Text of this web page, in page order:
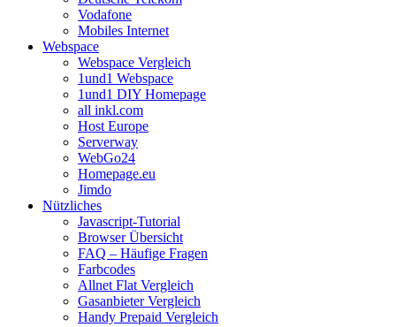
Vodafone
Mobiles Internet
Webspace
Webspace Vergleich
1und1 Webspace
1und1 DIY Homepage
all inkl.com
Host Europe
Serverway
WebGo24
Homepage.eu
Jimdo
Nützliches
Javascript-Tutorial
Browser Übersicht
FAQ – Häufige Fragen
Farbcodes
Allnet Flat Vergleich
Gasanbieter Vergleich
Handy Prepaid Vergleich